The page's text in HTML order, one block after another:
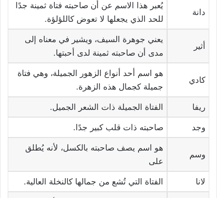
دانة
يُعبر هذا الاسم عن أن صاحبته فتاة ثمينة جدًا
للحد الذي يجعلها لا تعوض كاللؤلؤة.
أثير
يعني جوهرة السيف، ويشير في معناه إلى
مدى أن صاحبته ثمينة لدى أحبتها.
كادي
هو اسم أحد أنواع الزهور الجميلة، وهي فتاة
جميلة كجمال هذه الزهرة.
ريفا الفتاة الجميلة ذات الشعر الجميل.
وجد صاحبته ذات قلب كبير جدًا.
وسم
هو اسم يصف صاحبته بالكسل، لأنه يُطلق
على
لانا الفتاة التي تُشع من جمالها كالنخلة العالية.